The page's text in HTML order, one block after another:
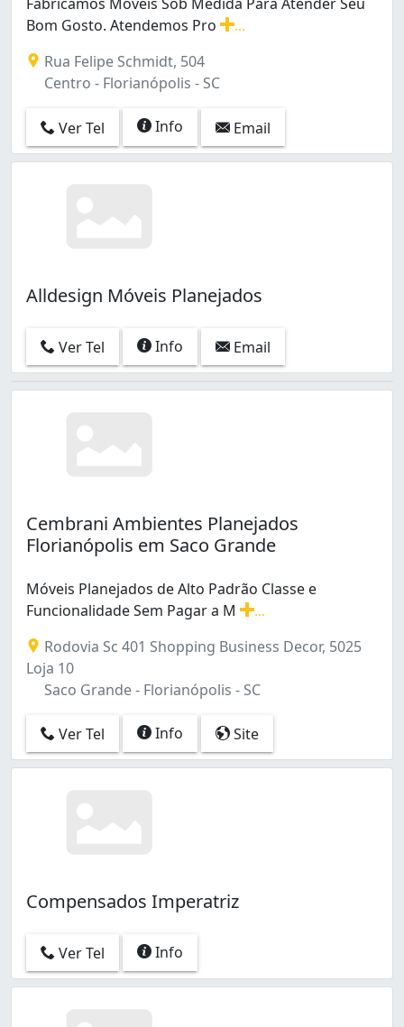
Fabricamos Móveis Sob Medida Para Atender Seu
Bom Gosto. Atendemos Pro
Rua Felipe Schmidt, 504
Centro - Florianópolis - SC
Ver Tel Info Email
Alldesign Móveis Planejados
Ver Tel Info Email
Cembrani Ambientes Planejados
Florianópolis em Saco Grande
Móveis Planejados de Alto Padrão Classe e
Funcionalidade Sem Pagar a M
Rodovia Sc 401 Shopping Business Decor, 5025
Loja 10
Saco Grande - Florianópolis - SC
Ver Tel Info Site
Compensados Imperatriz
Ver Tel Info